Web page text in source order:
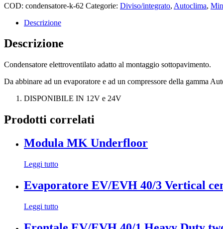
COD: condensatore-k-62 Categorie: Diviso/integrato, Autoclima,
Descrizione
Descrizione
Condensatore elettroventilato adatto al montaggio sottopavimento.
Da abbinare ad un evaporatore e ad un compressore della gamma
DISPONIBILE IN 12V e 24V
Prodotti correlati
Modula MK Underfloor
Leggi tutto
Evaporatore EV/EVH 40/3 Vertical
Leggi tutto